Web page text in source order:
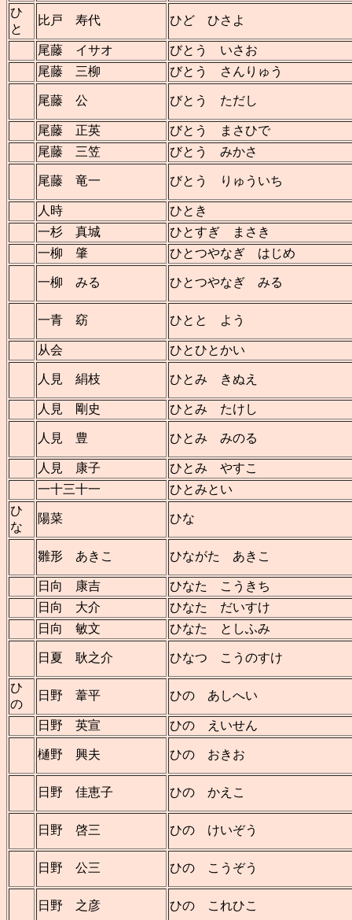
ひ
と
比戸 寿代 ひど ひさよ
尾藤 イサオ
びとう いさお
尾藤 三柳
びとう さんりゅう
尾藤 公 びとう ただし
尾藤 正英
びとう まさひで
尾藤 三笠
びとう みかさ
尾藤 竜一 びとう りゅういち
人時
ひとき
一杉 真城
ひとすぎ まさき
一柳 肇
ひとつやなぎ はじめ
一柳 みる ひとつやなぎ みる
一青 窈 ひとと よう
从会 ひとひとかい
人見 絹枝 ひとみ きぬえ
人見 剛史 ひとみ たけし
人見 豊 ひとみ みのる
人見 康子
ひとみ やすこ
一十三十一
ひとみとい
ひ
な
陽菜 ひな
雛形 あきこ ひながた あきこ
日向 康吉
ひなた こうきち
日向 大介
ひなた だいすけ
日向 敏文
ひなた としふみ
日夏 耿之介 ひなつ こうのすけ
ひ
の
日野 葦平 ひの あしへい
日野 英宣 ひの えいせん
樋野 興夫 ひの おきお
日野 佳恵子 ひの かえこ
日野 啓三 ひの けいぞう
日野 公三 ひの こうぞう
日野 之彦 ひの これひこ